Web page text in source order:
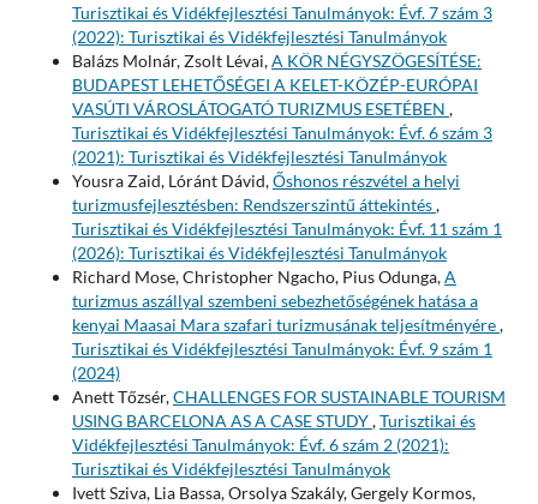
Turisztikai és Vidékfejlesztési Tanulmányok: Évf. 7 szám 3
(2022): Turisztikai és Vidékfejlesztési Tanulmányok
Balázs Molnár, Zsolt Lévai,A KÖR NÉGYSZÖGESÍTÉSE:
BUDAPEST LEHETŐSÉGEI A KELET-KÖZÉP-EURÓPAI
VASÚTI VÁROSLÁTOGATÓ TURIZMUS ESETÉBEN ,
Turisztikai és Vidékfejlesztési Tanulmányok: Évf. 6 szám 3
(2021): Turisztikai és Vidékfejlesztési Tanulmányok
Yousra Zaid, Lóránt Dávid,Őshonos részvétel a helyi
turizmusfejlesztésben: Rendszerszintű áttekintés,
Turisztikai és Vidékfejlesztési Tanulmányok: Évf. 11 szám 1
(2026): Turisztikai és Vidékfejlesztési Tanulmányok
Richard Mose, Christopher Ngacho, Pius Odunga,A
turizmus aszállyal szembeni sebezhetőségének hatása a
kenyai Maasai Mara szafari turizmusának teljesítményére,
Turisztikai és Vidékfejlesztési Tanulmányok: Évf. 9 szám 1
(2024)
Anett Tőzsér,CHALLENGES FOR SUSTAINABLE TOURISM
USING BARCELONA AS A CASE STUDY,Turisztikai és
Vidékfejlesztési Tanulmányok: Évf. 6 szám 2 (2021):
Turisztikai és Vidékfejlesztési Tanulmányok
Ivett Sziva, Lia Bassa, Orsolya Szakály, Gergely Kormos,